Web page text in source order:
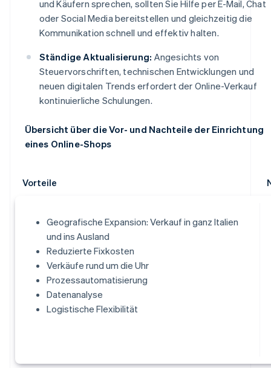
und Käufern sprechen, sollten Sie Hilfe per E-Mail, Chat
oder Social Media bereitstellen und gleichzeitig die
Kommunikation schnell und effektiv halten.
Ständige Aktualisierung: Angesichts von
Steuervorschriften, technischen Entwicklungen und
neuen digitalen Trends erfordert der Online-Verkauf
kontinuierliche Schulungen.
Übersicht über die Vor- und Nachteile der Einrichtung
eines Online-Shops
Vorteile
Geografische Expansion: Verkauf in ganz Italien
und ins Ausland
Reduzierte Fixkosten
Verkäufe rund um die Uhr
Prozessautomatisierung
Datenanalyse
Logistische Flexibilität